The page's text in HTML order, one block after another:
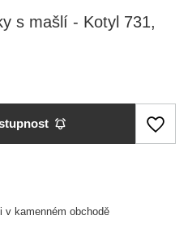
s mašlí - Kotyl 731,
v kamenném obchodě